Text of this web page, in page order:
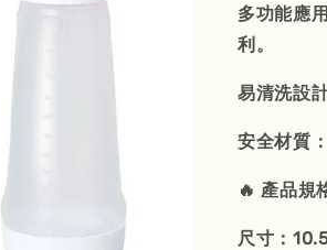
多功能應
利。
易清洗設
安全材質
🔥 產品規
尺寸：